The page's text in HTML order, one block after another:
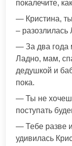
покалечите,
— Кристина,
–
— За два года
Ладно, мам,
дедушкой и
пока.
— Ты не
поступать
— Тебе разве
удивилась